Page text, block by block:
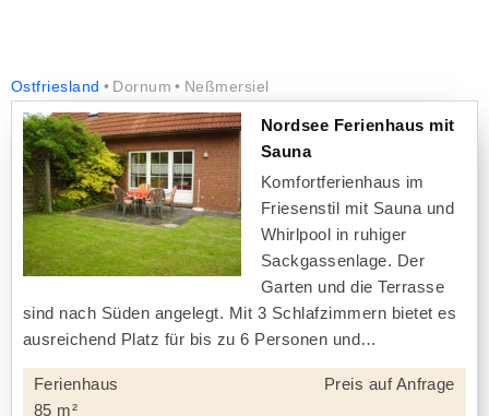
Ostfriesland Dornum Neßmersiel
Nordsee Ferienhaus mit
Sauna
Komfortferienhaus im
Friesenstil mit Sauna und
Whirlpool in ruhiger
Sackgassenlage. Der
Garten und die Terrasse
sind nach Süden angelegt. Mit 3 Schlafzimmern bietet es
ausreichend Platz für bis zu 6 Personen und
Ferienhaus
85 m²
Preis auf Anfrage